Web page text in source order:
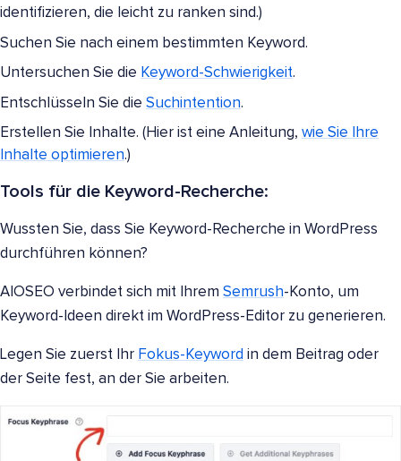
identifizieren, die leicht zu ranken sind.)
Suchen Sie nach einem bestimmten Keyword.
Untersuchen Sie die Keyword-Schwierigkeit.
Entschlüsseln Sie die Suchintention.
Erstellen Sie Inhalte. (Hier ist eine Anleitung, wie Sie Ihre
Inhalte optimieren.)
Tools für die Keyword-Recherche:
Wussten Sie, dass Sie Keyword-Recherche in WordPress
durchführen können?
AIOSEO verbindet sich mit Ihrem Semrush-Konto, um
Keyword-Ideen direkt im WordPress-Editor zu generieren.
Legen Sie zuerst Ihr Fokus-Keyword in dem Beitrag oder
der Seite fest, an der Sie arbeiten.